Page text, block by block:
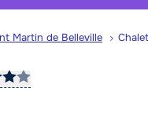
Martin de Belleville